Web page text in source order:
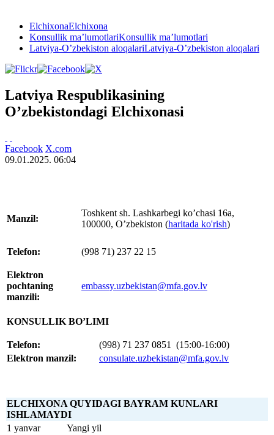
ElchixonaElchixona
Konsullik ma’lumotlariKonsullik ma’lumotlari
Latviya-O’zbekiston aloqalariLatviya-O’zbekiston aloqalari
Latviya Respublikasining
O’zbekistondagi Elchixonasi
Facebook X.com
09.01.2025. 06:04
Manzil:
Toshkent sh. Lashkarbegi ko’chasi 16а,
100000, O’zbekiston (haritada ko'rish)
Теlefon: (998 71) 237 22 15
Elektron
pochtaning
manzili:
embassy.uzbekistan@mfa.gov.lv
КОNSULLIK BO’LIMI
Теlefon:
(998) 71 237 0851 (15:00-16:00)
Elektron manzil:
consulate.uzbekistan@mfa.gov.lv
ELCHIXONA QUYIDAGI BAYRAM KUNLARI
ISHLAMAYDI
1 yanvar
Yangi yil